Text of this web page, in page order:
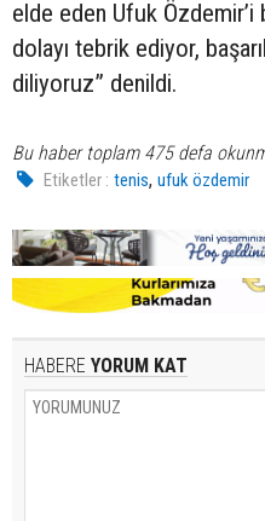
elde eden Ufuk Özdemir’i
dolayı tebrik ediyor,
diliyoruz” denildi.
Bu haber toplam 475 defa
Etiketler : tenis,ufuk özdemir
HABERE YORUM KAT